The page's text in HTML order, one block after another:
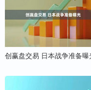
创赢盘交易 日本战争准备曝